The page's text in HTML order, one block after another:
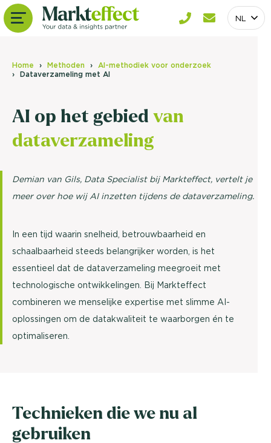
NL
Home Methoden
AI-methodiek voor onderzoek
Dataverzameling met AI
AI op het gebied van
dataverzameling
Demian van Gils, Data Specialist bij Markteffect, vertelt je
meer over hoe wij AI inzetten tijdens de dataverzameling.
In een tijd waarin snelheid, betrouwbaarheid en
schaalbaarheid steeds belangrijker worden, is het
essentieel dat de dataverzameling meegroeit met
technologische ontwikkelingen. Bij Markteffect
combineren we menselijke expertise met slimme AI-
oplossingen om de datakwaliteit te waarborgen én te
optimaliseren.
Technieken die we nu al
gebruiken